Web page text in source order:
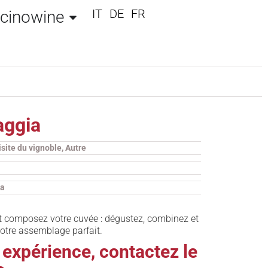
IT DE FR
du vignoble, Autre
votre cuvée : dégustez, combinez et
assemblage parfait.
contactez le